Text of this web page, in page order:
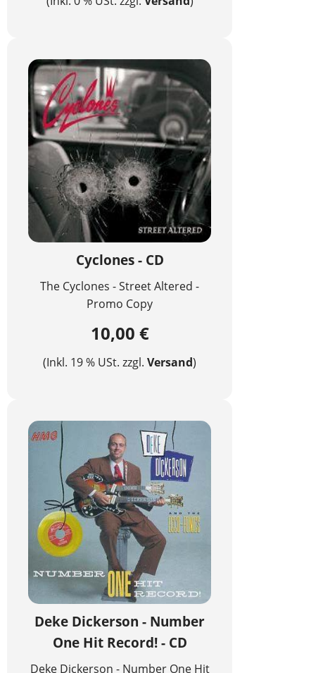
Cyclones - CD
The Cyclones - Street Altered -
Promo Copy
10,00 €
(Inkl. 19 % USt. zzgl. Versand)
Deke Dickerson - Number
One Hit Record! - CD
Deke Dickerson - Number One Hit